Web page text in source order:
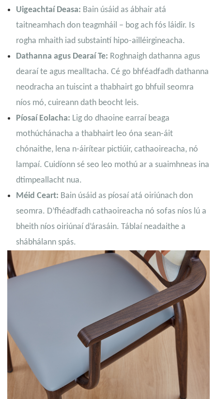
Uigeachtaí Deasa: Bain úsáid as ábhair atá
taitneamhach don teagmháil – bog ach fós láidir. Is
rogha mhaith iad substaintí hipo-ailléirgineacha.
Dathanna agus Dearaí Te: Roghnaigh dathanna agus
dearaí te agus mealltacha. Cé go bhféadfadh dathanna
neodracha an tuiscint a thabhairt go bhfuil seomra
níos mó, cuireann dath beocht leis.
Píosaí Eolacha: Lig do dhaoine earraí beaga
mothúchánacha a thabhairt leo óna sean-áit
chónaithe, lena n-áirítear pictiúir, cathaoireacha, nó
lampaí. Cuidíonn sé seo leo mothú ar a suaimhneas ina
dtimpeallacht nua.
Méid Ceart: Bain úsáid as píosaí atá oiriúnach don
seomra. D’fhéadfadh cathaoireacha nó sofas níos lú a
bheith níos oiriúnaí d’árasáin. Táblaí neadaithe a
shábhálann spás.